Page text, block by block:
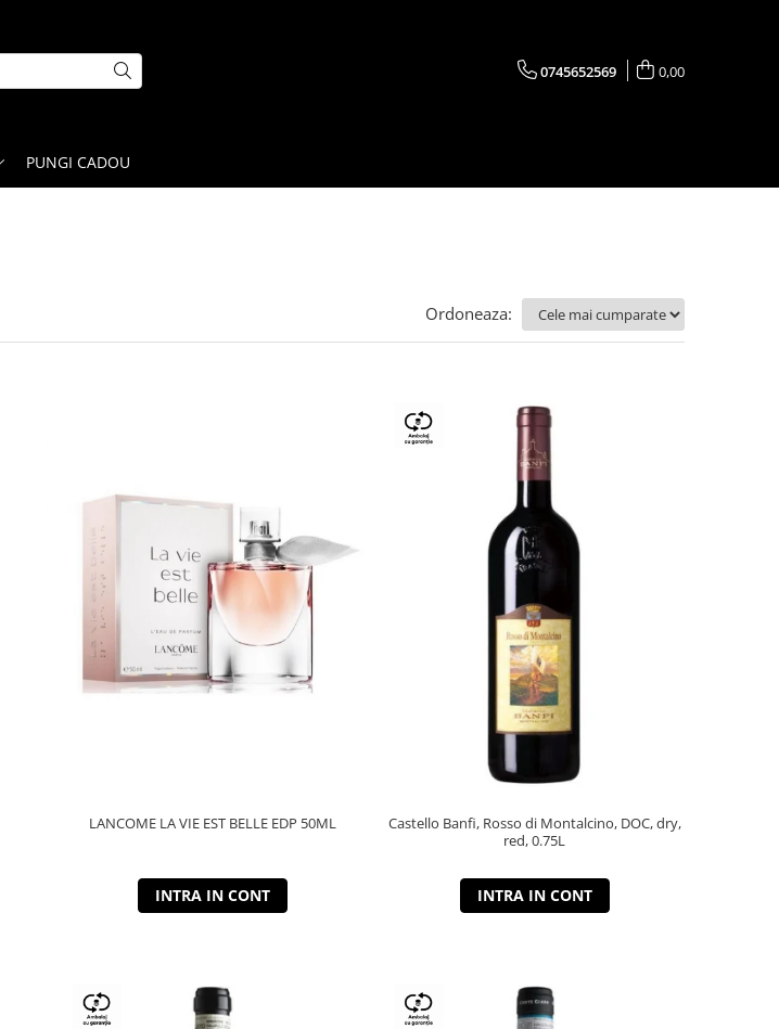
0745652569 0,00
PUNGI CADOU
Ordoneaza:
LANCOME LA VIE EST BELLE EDP 50ML
INTRA IN CONT
Castello Banfi, Rosso di Montalcino, DOC, dry,
red, 0.75L
INTRA IN CONT